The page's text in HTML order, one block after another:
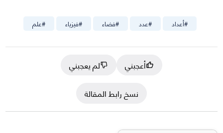
#علم #فيزياء #فضاء #عدد #أعداد
أعجبني
لم يعجبني
نسخ رابط المقالة